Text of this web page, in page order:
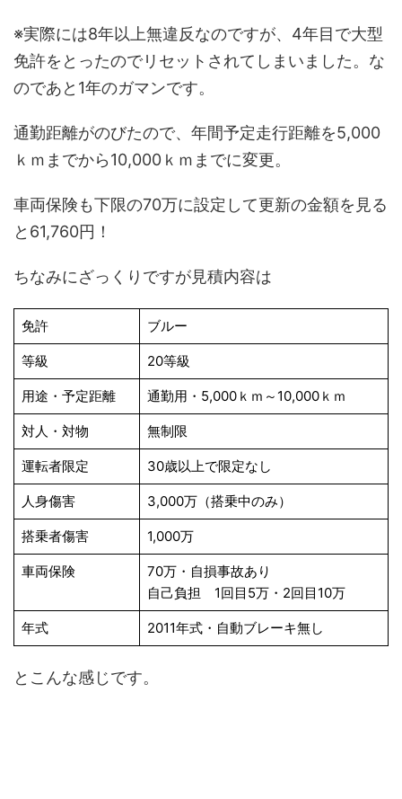
※実際には8年以上無違反なのですが、4年目で大型
免許をとったのでリセットされてしまいました。な
のであと1年のガマンです。
通勤距離がのびたので、年間予定走行距離を5,000
ｋｍまでから10,000ｋｍまでに変更。
車両保険も下限の70万に設定して更新の金額を見る
と61,760円！
ちなみにざっくりですが見積内容は
免許 ブルー
等級 20等級
用途・予定距離 通勤用・5,000ｋｍ～10,000ｋｍ
対人・対物 無制限
運転者限定 30歳以上で限定なし
人身傷害 3,000万（搭乗中のみ）
搭乗者傷害 1,000万
車両保険
70万・自損事故あり
自己負担 1回目5万・2回目10万
年式 2011年式・自動ブレーキ無し
とこんな感じです。